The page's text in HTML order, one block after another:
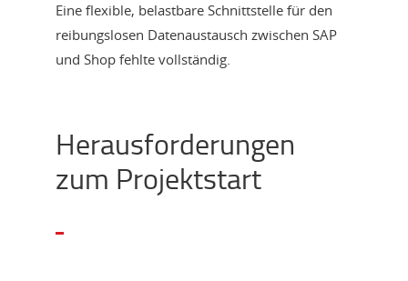
Eine flexible, belastbare Schnittstelle für den
reibungslosen Datenaustausch zwischen SAP
und Shop fehlte vollständig.
Herausforderungen
zum Projektstart